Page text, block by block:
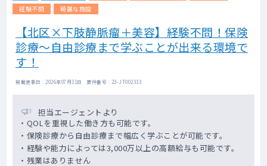
経験不問
綺麗な施設
【北区×下肢静脈瘤＋美容】経験不問！保険
診療～自由診療まで学ぶことが出来る環境で
す！
掲載更新日 : 2026年07月31日 案件番号 : 23-JT002333
担当エージェントより
・QOLを重視した働き方も可能です。
・保険診療から自由診療まで幅広く学ぶことが可能です。
・経験や能力によっては3,000万以上の高額給与も可能です。
・残業はありません